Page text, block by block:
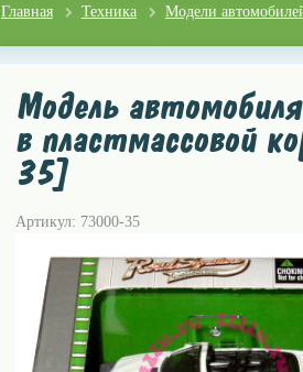
Главная Техника Модели
Модель
в пластмассовой
35]
Артикул: 73000-35